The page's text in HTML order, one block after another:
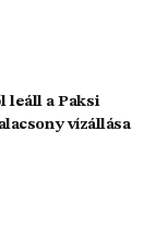
leáll a Paksi
vízállása